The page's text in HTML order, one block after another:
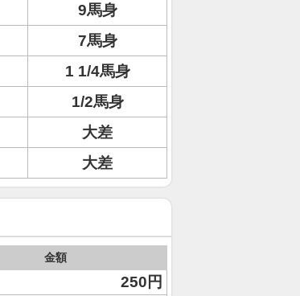
9馬身
7馬身
1 1/4馬身
1/2馬身
大差
大差
金額
250円